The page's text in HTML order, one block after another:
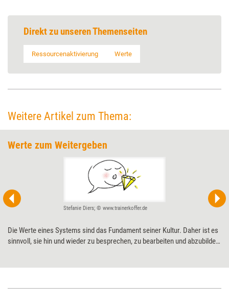
Direkt zu unseren Themenseiten
Ressourcenaktivierung Werte
Weitere Artikel zum Thema:
Werte zum Weitergeben
Stefanie Diers; © www.trainerkoffer.de
Die Werte eines Systems sind das Fundament seiner Kultur. Daher ist es
sinnvoll, sie hin und wieder zu besprechen, zu bearbeiten und abzubilden.